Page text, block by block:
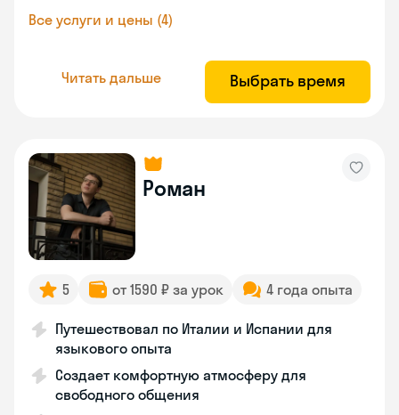
Все услуги и цены (4)
Читать дальше Выбрать время
Роман
5 от 1590 ₽ за урок 4 года опыта
Путешествовал по Италии и Испании для
языкового опыта
Создает комфортную атмосферу для
свободного общения